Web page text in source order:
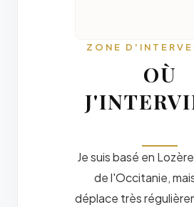
ZONE
OÙ
Je suis basé en
de l'Occitanie,
déplace très